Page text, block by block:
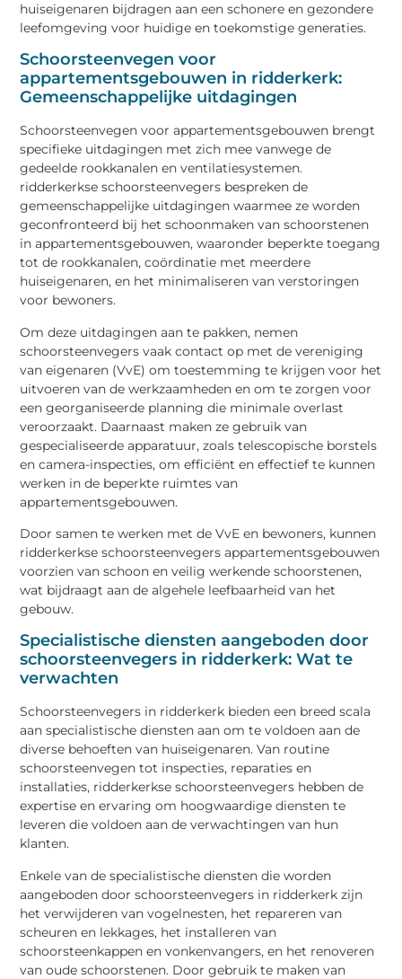
huiseigenaren bijdragen aan een schonere en gezondere
leefomgeving voor huidige en toekomstige generaties.
Schoorsteenvegen voor
appartementsgebouwen in ridderkerk:
Gemeenschappelijke uitdagingen
Schoorsteenvegen voor appartementsgebouwen brengt
specifieke uitdagingen met zich mee vanwege de
gedeelde rookkanalen en ventilatiesystemen.
ridderkerkse schoorsteenvegers bespreken de
gemeenschappelijke uitdagingen waarmee ze worden
geconfronteerd bij het schoonmaken van schoorstenen
in appartementsgebouwen, waaronder beperkte toegang
tot de rookkanalen, coördinatie met meerdere
huiseigenaren, en het minimaliseren van verstoringen
voor bewoners.
Om deze uitdagingen aan te pakken, nemen
schoorsteenvegers vaak contact op met de vereniging
van eigenaren (VvE) om toestemming te krijgen voor het
uitvoeren van de werkzaamheden en om te zorgen voor
een georganiseerde planning die minimale overlast
veroorzaakt. Daarnaast maken ze gebruik van
gespecialiseerde apparatuur, zoals telescopische borstels
en camera-inspecties, om efficiënt en effectief te kunnen
werken in de beperkte ruimtes van
appartementsgebouwen.
Door samen te werken met de VvE en bewoners, kunnen
ridderkerkse schoorsteenvegers appartementsgebouwen
voorzien van schoon en veilig werkende schoorstenen,
wat bijdraagt aan de algehele leefbaarheid van het
gebouw.
Specialistische diensten aangeboden door
schoorsteenvegers in ridderkerk: Wat te
verwachten
Schoorsteenvegers in ridderkerk bieden een breed scala
aan specialistische diensten aan om te voldoen aan de
diverse behoeften van huiseigenaren. Van routine
schoorsteenvegen tot inspecties, reparaties en
installaties, ridderkerkse schoorsteenvegers hebben de
expertise en ervaring om hoogwaardige diensten te
leveren die voldoen aan de verwachtingen van hun
klanten.
Enkele van de specialistische diensten die worden
aangeboden door schoorsteenvegers in ridderkerk zijn
het verwijderen van vogelnesten, het repareren van
scheuren en lekkages, het installeren van
schoorsteenkappen en vonkenvangers, en het renoveren
van oude schoorstenen. Door gebruik te maken van